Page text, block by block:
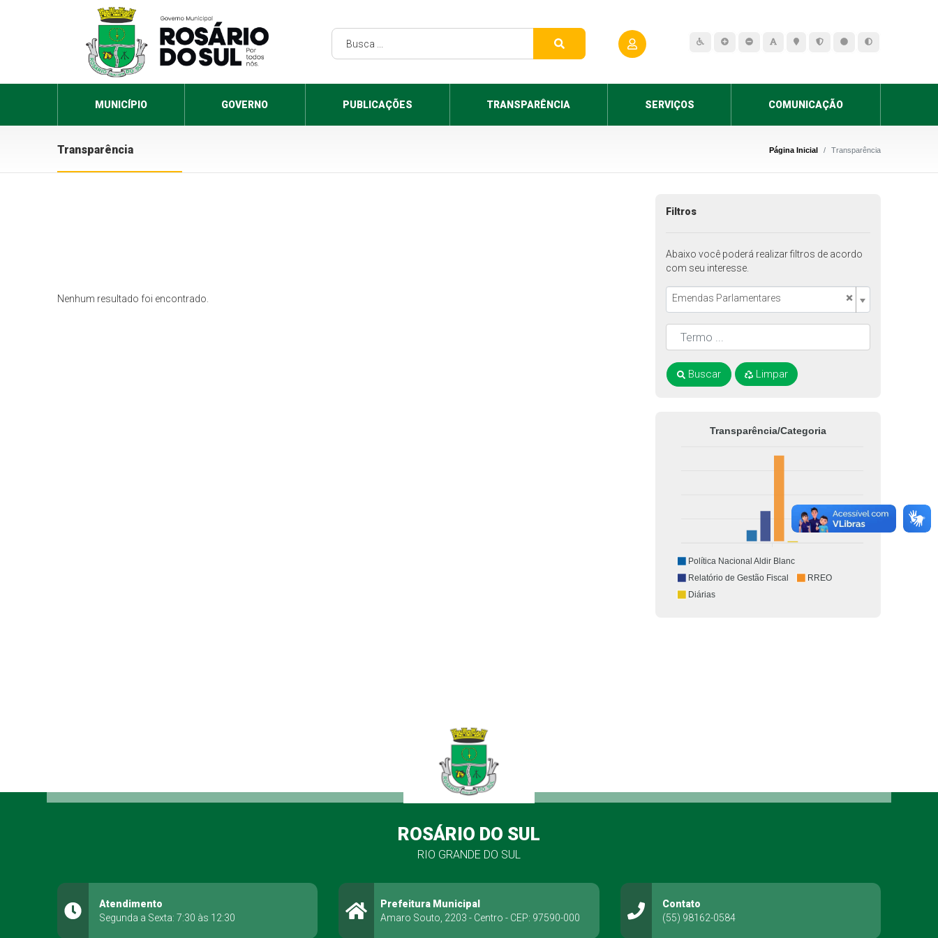
MUNICÍPIO GOVERNO PUBLICAÇÕES TRANSPARÊNCIA SERVIÇOS COMUNICAÇÃO
Transparência Página Inicial Transparência
Nenhum resultado foi encontrado.
Filtros
Abaixo você poderá realizar filtros de acordo
com seu interesse.
×
Emendas Parlamentares
Buscar Limpar
Transparência/Categoria
Política Nacional Aldir Blanc
Relatório de Gestão Fiscal
RREO
Diárias
ROSÁRIO DO SUL
RIO GRANDE DO SUL
Atendimento
Segunda a Sexta: 7:30 às 12:30
Prefeitura Municipal
Amaro Souto, 2203 - Centro - CEP: 97590-000
Contato
(55) 98162-0584